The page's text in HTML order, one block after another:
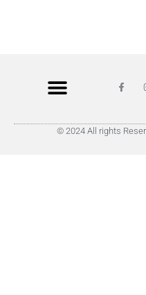
© 2024 All rights